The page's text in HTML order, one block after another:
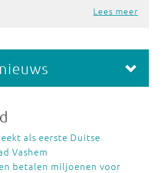
Lees meer
als eerste Duitse
Vashem
betalen miljoenen voor